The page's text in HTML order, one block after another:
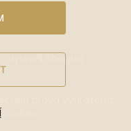
Vytvořil Shoptet